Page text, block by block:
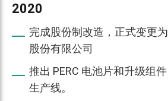
2020
完成股份制改造，正式变更为
股份有限公司
推出 PERC 电池片和升级组件
生产线。